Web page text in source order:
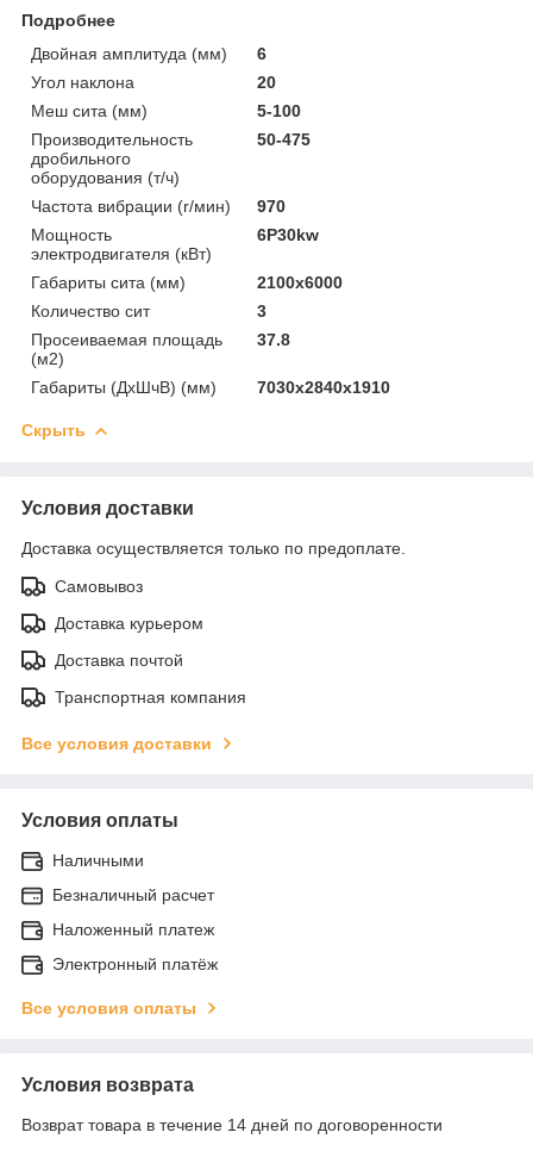
Подробнее
Двойная амплитуда (мм)
6
Угол наклона
20
Меш сита (мм)
5-100
Производительность
дробильного
оборудования (т/ч)
50-475
Частота вибрации (r/мин)
970
Мощность
электродвигателя (кВт)
6P30kw
Габариты сита (мм)
2100x6000
Количество сит
3
Просеиваемая площадь
(м2)
37.8
Габариты (ДхШчВ) (мм) 7030x2840x1910
Скрыть
Условия доставки
Доставка осуществляется только по предоплате.
Самовывоз
Доставка курьером
Доставка почтой
Транспортная компания
Все условия доставки
Условия оплаты
Наличными
Безналичный расчет
Наложенный платеж
Электронный платёж
Все условия оплаты
Условия возврата
Возврат товара в течение 14 дней по договоренности